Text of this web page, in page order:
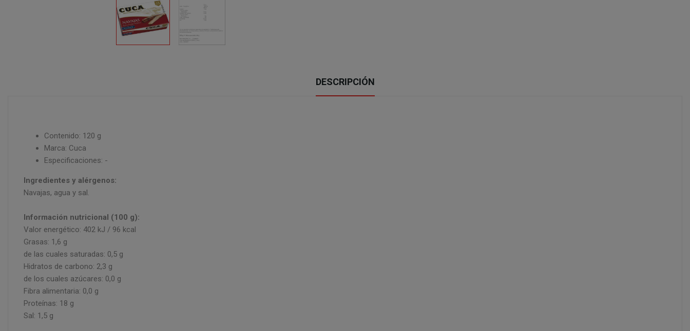
DESCRIPCIÓN
Contenido: 120 g
Marca: Cuca
Especificaciones: -
Ingredientes y alérgenos:
Navajas, agua y sal.
Información nutricional (100 g):
Valor energético: 402 kJ / 96 kcal
Grasas: 1,6 g
de las cuales saturadas: 0,5 g
Hidratos de carbono: 2,3 g
de los cuales azúcares: 0,0 g
Fibra alimentaria: 0,0 g
Proteínas: 18 g
Sal: 1,5 g